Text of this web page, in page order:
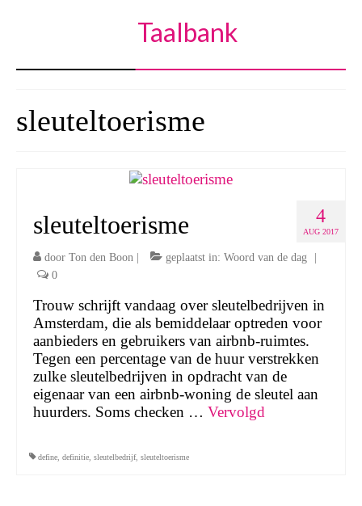
Taalbank
sleuteltoerisme
4
AUG 2017
sleuteltoerisme
door Ton den Boon | geplaatst in: Woord van de dag
|
0
Trouw schrijft vandaag over sleutelbedrijven in
Amsterdam, die als bemiddelaar optreden voor
aanbieders en gebruikers van airbnb-ruimtes.
Tegen een percentage van de huur verstrekken
zulke sleutelbedrijven in opdracht van de
eigenaar van een airbnb-woning de sleutel aan
huurders. Soms checken … Vervolgd
define definitie sleutelbedrijf, sleuteltoerisme